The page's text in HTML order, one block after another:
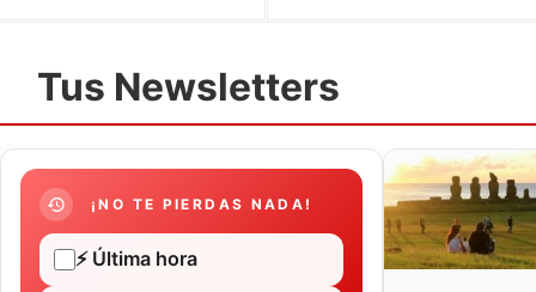
Tus Newsletters
¡NO TE PIERDAS NADA!
⚡ Última hora